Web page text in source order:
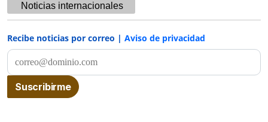
Noticias internacionales
Recibe noticias por correo | Aviso de privacidad